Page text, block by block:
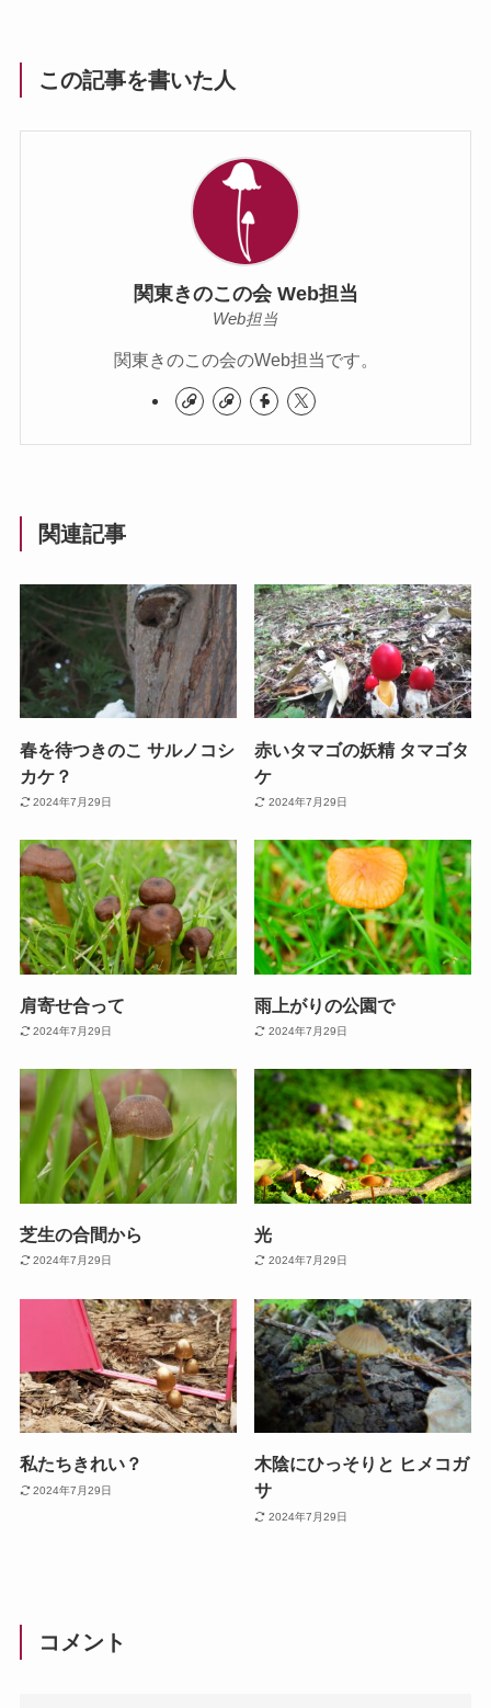
この記事を書いた人
関東きのこの会 Web担当
Web担当
関東きのこの会のWeb担当です。
関連記事
春を待つきのこ サルノコシ
カケ？
2024年7月29日
赤いタマゴの妖精 タマゴタ
ケ
2024年7月29日
肩寄せ合って
2024年7月29日
雨上がりの公園で
2024年7月29日
芝生の合間から
2024年7月29日
光
2024年7月29日
私たちきれい？
2024年7月29日
木陰にひっそりと ヒメコガ
サ
2024年7月29日
コメント